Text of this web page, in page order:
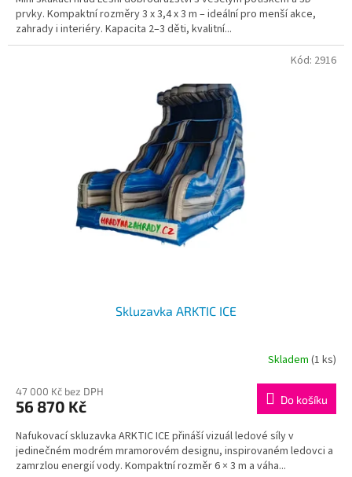
prvky. Kompaktní rozměry 3 x 3,4 x 3 m – ideální pro menší akce,
zahrady i interiéry. Kapacita 2–3 děti, kvalitní...
Skluzavka ARKTIC ICE
Skladem (1 ks)
47 000 Kč bez DPH
56 870 Kč Do košíku
Nafukovací skluzavka ARKTIC ICE přináší vizuál ledové síly v
jedinečném modrém mramorovém designu, inspirovaném ledovci a
zamrzlou energií vody. Kompaktní rozměr 6 × 3 m a váha...
Kód: 2916